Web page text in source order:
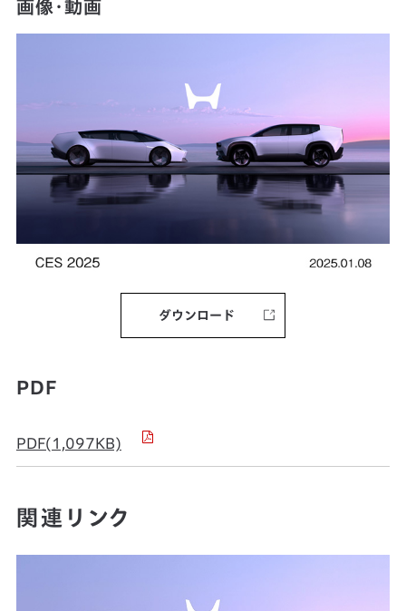
画像・動画
ダウンロード
PDF
PDF(1,097KB)
関連リンク